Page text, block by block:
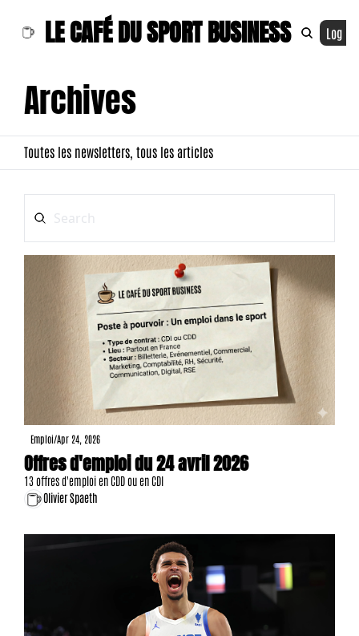
LE CAFÉ DU SPORT BUSINESS Log In
Archives
Toutes les newsletters, tous les articles
Emploi/Apr 24, 2026
Offres d'emploi du 24 avril 2026
13 offres d'emploi en CDD ou en CDI
Olivier Spaeth